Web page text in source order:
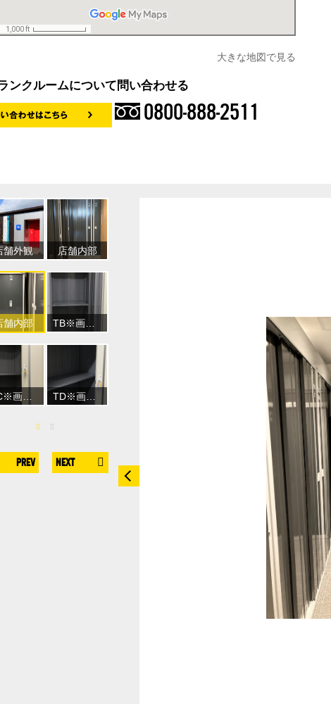
大きな地図で見る
ンクルームについて問い合わせる
0800-888-2511
PREV
舗外観 店舗内部
舗内部 TB※画像はイメージです 店舗内部
TC※画像はイメージです
NEXT